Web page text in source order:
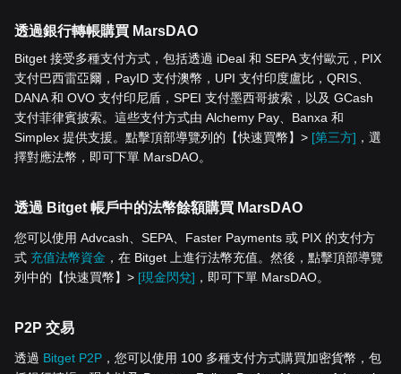
透過銀行轉帳購買 MarsDAO
Bitget 接受多種支付方式，包括透過 iDeal 和 SEPA 支付歐元，PIX
支付巴西雷亞爾，PayID 支付澳幣，UPI 支付印度盧比，QRIS、
DANA 和 OVO 支付印尼盾，SPEI 支付墨西哥披索，以及 GCash
支付菲律賓披索。這些支付方式由 Alchemy Pay、Banxa 和
Simplex 提供支援。點擊頂部導覽列的【快速買幣】> [第三方] ，選
擇對應法幣，即可下單 MarsDAO。
透過 Bitget 帳戶中的法幣餘額購買 MarsDAO
您可以使用 Advcash、SEPA、Faster Payments 或 PIX 的支付方
式 充值法幣資金 ，在 Bitget 上進行法幣充值。然後，點擊頂部導覽
列中的【快速買幣】> [現金閃兌] ，即可下單 MarsDAO。
P2P 交易
透過 Bitget P2P ，您可以使用 100 多種支付方式購買加密貨幣，包